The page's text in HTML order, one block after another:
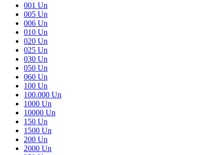
001 Un
005 Un
006 Un
010 Un
020 Un
025 Un
030 Un
050 Un
060 Un
100 Un
100.000 Un
1000 Un
10000 Un
150 Un
1500 Un
200 Un
2000 Un